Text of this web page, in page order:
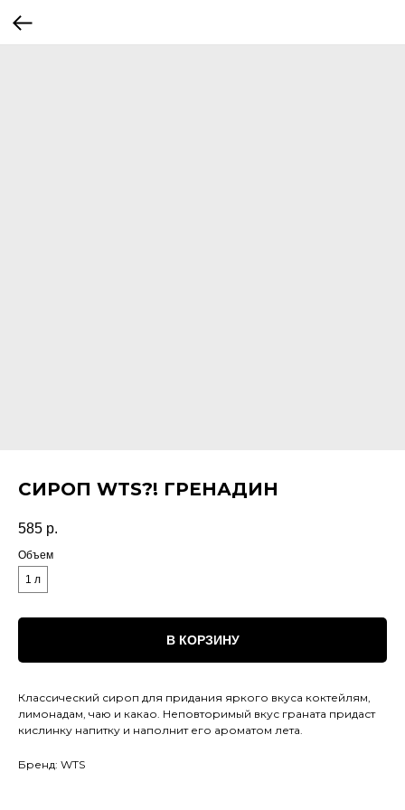
СИРОП WTS?! ГРЕНАДИН
585 р.
Объем
1 л
В КОРЗИНУ
Классический сироп для придания яркого вкуса коктейлям,
лимонадам, чаю и какао. Неповторимый вкус граната придаст
кислинку напитку и наполнит его ароматом лета.
Бренд: WTS